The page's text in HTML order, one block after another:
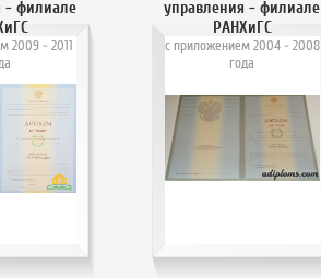
- филиале
2009 - 2011
управления - филиале
РАНХиГС
с приложением 2004 - 2008
года